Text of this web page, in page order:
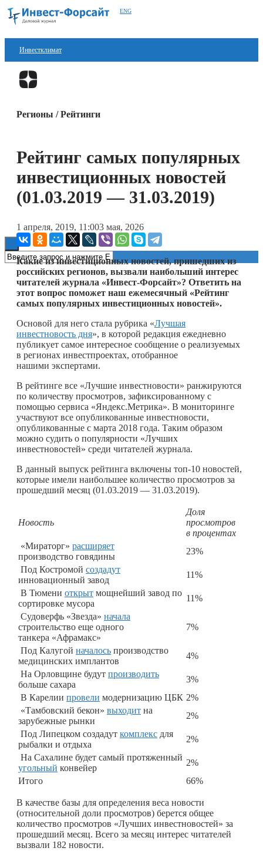
ENG
Инвестклимат
Финансы
ESG
Регионы / Рейтинги
Рейтинг самых популярных
инвестиционных новостей
(01.03.2019 — 31.03.2019)
1 апреля, 2019, 11:003 мая, 2026
Какие из инвестиционных новостей, пришедших из
российских регионов, вызвали наибольший интерес
читателей журнала «Инвест-Форсайт»? Ответить на
этот вопрос поможет наш ежемесячный «Рейтинг
самых популярных инвестиционных новостей».
Основой для него стала рубрика «Лучшая
инвестновость дня», в которой редакция ежедневно
публикует самое интересное сообщение о реализуемых
в регионах инвестпроектах, отобранное
нашими экспертами.
В рейтинге все «Лучшие инвестновости» ранжируются
по количеству просмотров, зафиксированному с
помощью сервиса «Яндекс.Метрика». В мониторинге
участвуют все опубликованные инвестновости,
опубликованные с марта 2018 года. Таким образом
можно судить о популярности «Лучших
инвестновостей» среди читателей журнала.
В данный выпуск рейтинга включены топ-10 новостей,
которые имели наибольшее количество просмотров за
прошедший месяц (01.03.2019 — 31.03.2019).
Новость
Доля
просмотров
в процентах
«Мираторг» расширяет
производство говядины
23%
Под Костромой создадут
инновационный завод
11%
В Тюмени открыт мощнейший завод по
сортировке мусора
11%
Судоверфь «Звезда» начала
строительство еще одного
танкера «Афрамакс»
7%
Под Калугой началось производство
медицинских имплантов
4%
На Орловщине будут производить
больше сахара
3%
В Карелии провели модернизацию ЦБК 2%
«Тамбовский бекон» выходит на
зарубежные рынки
2%
Под Липецком создадут комплекс для
рыбалки и отдыха
2%
На Сахалине будет самый протяженный
угольный конвейер
2%
Итого
66%
В качестве базы для определения веса новости
(относительной доли просмотров) берется общее
количество просмотров «Лучших инвестновостей» за
прошедший месяц. Всего за месяц интерес читателей
вызвали 182 новости.